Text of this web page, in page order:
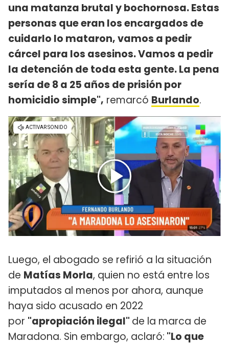
una matanza brutal y bochornosa. Estas
personas que eran los encargados de
cuidarlo lo mataron, vamos a pedir
cárcel para los asesinos. Vamos a pedir
la detención de toda esta gente. La pena
sería de 8 a 25 años de prisión por
homicidio simple", remarcó Burlando.
Luego, el abogado se refirió a la situación
de Matías Morla, quien no está entre los
imputados al menos por ahora, aunque
haya sido acusado en 2022
por "apropiación ilegal" de la marca de
Maradona. Sin embargo, aclaró: "Lo que